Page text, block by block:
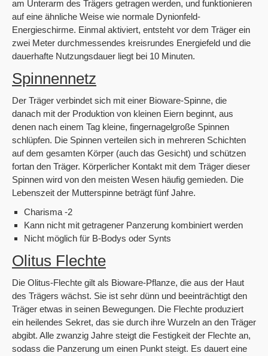
am Unterarm des Trägers getragen werden, und funktionieren
auf eine ähnliche Weise wie normale Dynionfeld-
Energieschirme. Einmal aktiviert, entsteht vor dem Träger ein
zwei Meter durchmessendes kreisrundes Energiefeld und die
dauerhafte Nutzungsdauer liegt bei 10 Minuten.
Spinnennetz
Der Träger verbindet sich mit einer Bioware-Spinne, die
danach mit der Produktion von kleinen Eiern beginnt, aus
denen nach einem Tag kleine, fingernagelgroße Spinnen
schlüpfen. Die Spinnen verteilen sich in mehreren Schichten
auf dem gesamten Körper (auch das Gesicht) und schützen
fortan den Träger. Körperlicher Kontakt mit dem Träger dieser
Spinnen wird von den meisten Wesen häufig gemieden. Die
Lebenszeit der Mutterspinne beträgt fünf Jahre.
Charisma -2
Kann nicht mit getragener Panzerung kombiniert werden
Nicht möglich für B-Bodys oder Synts
Olitus Flechte
Die Olitus-Flechte gilt als Bioware-Pflanze, die aus der Haut
des Trägers wächst. Sie ist sehr dünn und beeinträchtigt den
Träger etwas in seinen Bewegungen. Die Flechte produziert
ein heilendes Sekret, das sie durch ihre Wurzeln an den Träger
abgibt. Alle zwanzig Jahre steigt die Festigkeit der Flechte an,
sodass die Panzerung um einen Punkt steigt. Es dauert eine